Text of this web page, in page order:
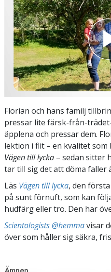
Florian och hans familj
pressar lite färsk-från-
äpplena och pressar dem.
lektion i flit – en kvalitet som
Vägen till lycka – sedan sitter
tar till sig det att döma faller
Läs Vägen till lycka, den
på sunt förnuft, som kan
hudfärg eller tro. Den har
Scientologists @hemmavisar
över som håller sig säkra,